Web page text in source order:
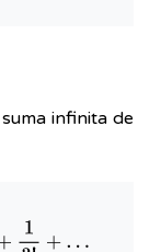
infinita de
!+13 !+ …